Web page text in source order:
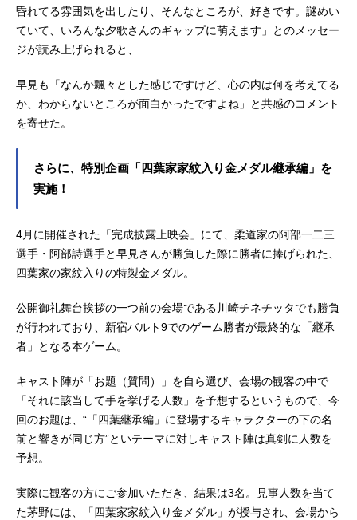
昏れてる雰囲気を出したり、そんなところが、好きです。謎めい
ていて、いろんな夕歌さんのギャップに萌えます」とのメッセー
ジが読み上げられると、
早見も「なんか飄々とした感じですけど、心の内は何を考えてる
か、わからないところが面白かったですよね」と共感のコメント
を寄せた。
さらに、特別企画「四葉家家紋入り金メダル継承編」を
実施！
4月に開催された「完成披露上映会」にて、柔道家の阿部一二三
選手・阿部詩選手と早見さんが勝負した際に勝者に捧げられた、
四葉家の家紋入りの特製金メダル。
公開御礼舞台挨拶の一つ前の会場である川崎チネチッタでも勝負
が行われており、新宿バルト9でのゲーム勝者が最終的な「継承
者」となる本ゲーム。
キャスト陣が「お題（質問）」を自ら選び、会場の観客の中で
「それに該当して手を挙げる人数」を予想するというもので、今
回のお題は、“「四葉継承編」に登場するキャラクターの下の名
前と響きが同じ方”といテーマに対しキャスト陣は真剣に人数を
予想。
実際に観客の方にご参加いただき、結果は3名。見事人数を当て
た茅野には、「四葉家家紋入り金メダル」が授与され、会場から